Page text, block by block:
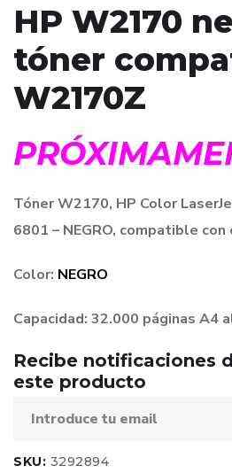
HP W2170
tóner
W2170Z
Tóner W2170, HP Color
6801 – NEGRO, compatible
Color: NEGRO
Capacidad: 32.000 páginas A4
Recibe notificaciones
este producto
SKU: 3292894